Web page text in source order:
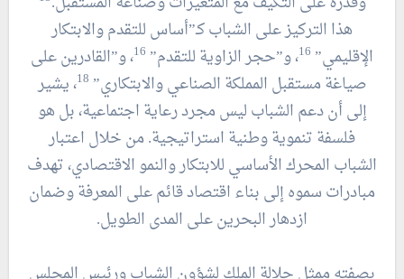
هذا التركيز على الشباب كـ”أساس للتقدم والابتكار
الإقليمي” 16، و”حجر الزاوية للتقدم” 16، و”القادرين على
صياغة مستقبل المملكة الصناعي والابتكاري” 18، يشير
إلى أن دعم الشباب ليس مجرد رعاية اجتماعية، بل هو
فلسفة تنموية وطنية استراتيجية. من خلال اعتبار
الشباب المحرك الأساسي للابتكار والنمو الاقتصادي، تهدف
مبادرات سموه إلى بناء اقتصاد قائم على المعرفة وضمان
ازدهار البحرين على المدى الطويل.